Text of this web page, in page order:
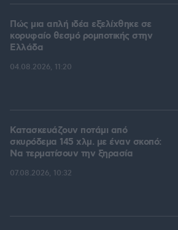
Πώς μια απλή ιδέα εξελίχθηκε σε
κορυφαίο θεσμό ρομποτικής στην
Ελλάδα
04.08.2026, 11:20
Κατασκευάζουν ποτάμι από
σκυρόδεμα 145 χλμ. με έναν σκοπό:
Να τερματίσουν την ξηρασία
07.08.2026, 10:32